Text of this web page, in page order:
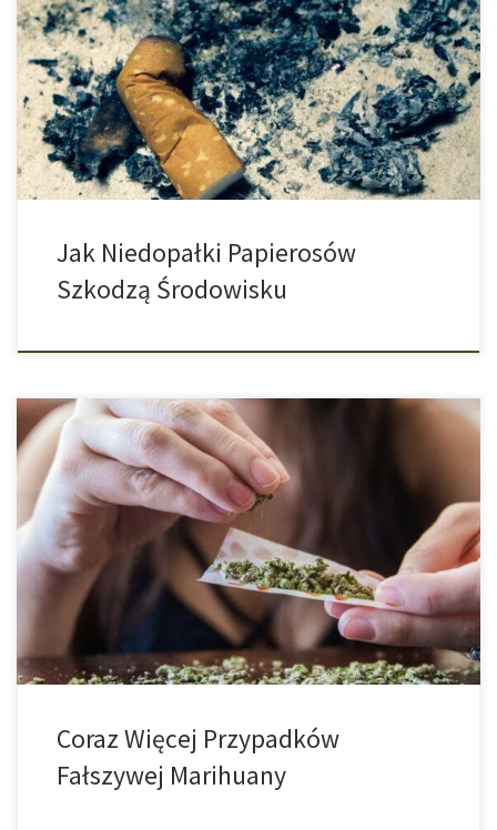
Szkodzą Środowisku Badania przeprowadzone w USA wykazały,
że wyrzucane niedopałki papierosów zawierają wiele substancji
chemicznych, z których niektóre są bardzo toksyczne dla
organizmów wodnych. Niedopałek papierosa wydaje się być tylko
małym śmieciem. Ale ilość wyrzucanych niedopałków na świecie
jest ogromna. Według Światowej Organizacji Zdrowia […]
Jak Niedopałki Papierosów
Szkodzą Środowisku
W krajach Europejskich rośnie liczba przypadków, w których
konopie przemysłowe są poddawane obróbce syntetycznymi
cannabinoidami. Niektóre produkty konopne prawie w ogóle nie
zawierają THC, jednak mimo to wywołują działanie
psychoaktywne. Dzieje się tak, ponieważ zostały one poddane
obróbce syntetycznymi cannabinoidami, aby symulować
prawdziwą marihuanę. Zazwyczaj chodzi tutaj o konopie
przemysłowe. […]
Coraz Więcej Przypadków
Fałszywej Marihuany